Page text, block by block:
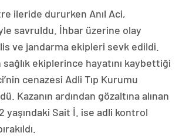
ileride dururken Anıl Aci,
savruldu. İhbar üzerine olay
ve jandarma ekipleri sevk edildi.
ekiplerince hayatını kaybettiği
cenazesi Adli Tıp Kurumu
Kazanın ardından gözaltına alınan
yaşındaki Sait İ. ise adli kontrol